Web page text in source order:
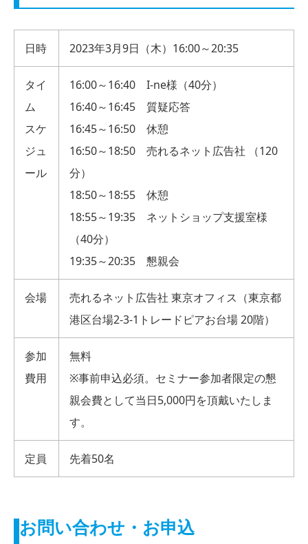
日時 2023年3月9日（木）16:00～20:35
タイ
ム
スケ
ジュ
ール
16:00～16:40 I-ne様（40分）
16:40～16:45 質疑応答
16:45～16:50 休憩
16:50～18:50 売れるネット広告社 （120
分）
18:50～18:55 休憩
18:55～19:35 ネットショップ支援室様
（40分）
19:35～20:35 懇親会
会場
売れるネット広告社 東京オフィス（東京都
港区台場2-3-1トレードピアお台場 20階）
参加
費用
無料
※事前申込必須。セミナー参加者限定の懇
親会費として当日5,000円を頂戴いたしま
す。
定員 先着50名
お問い合わせ・お申込